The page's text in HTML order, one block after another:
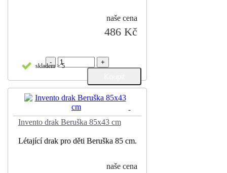
naše cena
486 Kč
skladem > 5
- +
Invento drak Beruška 85x43 cm
Létající drak pro děti Beruška 85 cm.
naše cena